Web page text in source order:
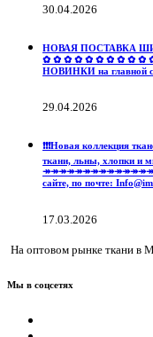
30.04.2026
НОВАЯ ПОСТАВКА
✿ ✿ ✿ ✿ ✿ ✿ ✿ ✿ ✿ ✿ ✿
НОВИНКИ на главной
29.04.2026
❗️❗️❗️Новая коллекция
ткани, льны, хлопки и
сайте, по почте:
17.03.2026
На оптовом рынке ткани в
Мы в соцсетях